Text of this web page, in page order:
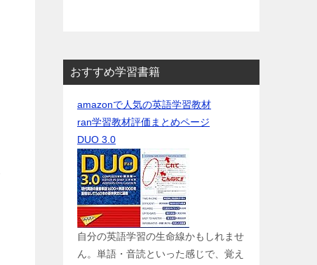
おすすめ学習書籍
amazonで人気の英語学習教材
ran学習教材評価まとめページ
DUO 3.0
自分の英語学習の生命線かもしれませ
ん。単語・音読といった感じで、覚え